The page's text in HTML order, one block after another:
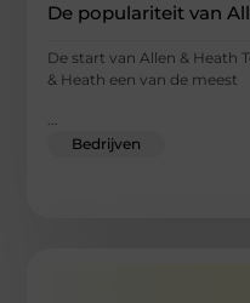
De populariteit van
De start van Allen & Heath
& Heath een van de meest
Bedrijven